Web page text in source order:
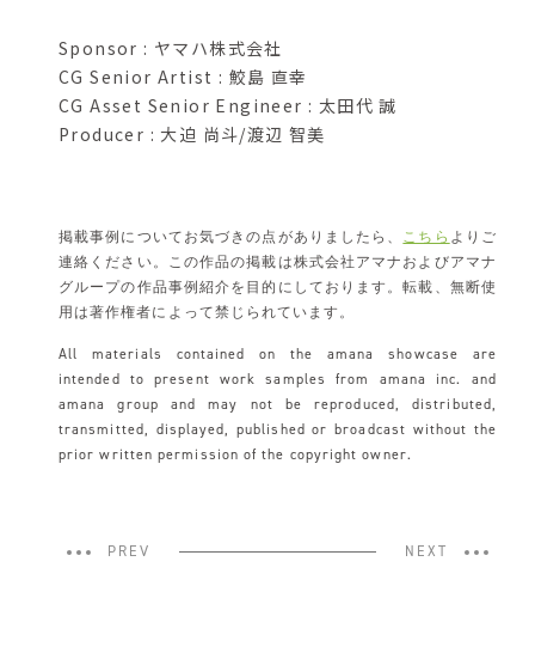
Sponsor : ヤマハ株式会社
CG Senior Artist : 鮫島 直幸
CG Asset Senior Engineer : 太田代 誠
Producer : 大迫 尚斗/渡辺 智美
掲載事例についてお気づきの点がありましたら、 こちら よりご
連絡ください。この作品の掲載は株式会社アマナおよびアマナ
グループの作品事例紹介を目的にしております。転載、無断使
用は著作権者によって禁じられています。
All materials contained on the amana showcase are
intended to present work samples from amana inc. and
amana group and may not be reproduced, distributed,
transmitted, displayed, published or broadcast without the
prior written permission of the copyright owner.
PREV NEXT